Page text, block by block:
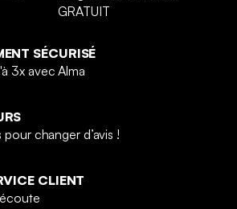
GRATUIT
SÉCURISÉ
3x avec Alma
pour changer d’avis !
CLIENT